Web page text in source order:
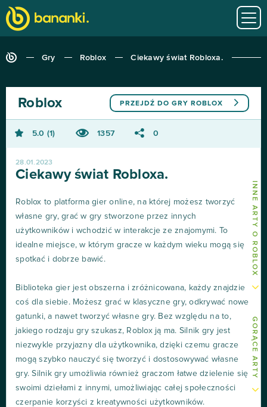
Gry Roblox Ciekawy świat Robloxa.
INNE ARTY O ROBLOX
GORĄCE ARTY
PRZEJDŹ DO GRY ROBLOX
Roblox
5.0 1 1357 0
28.01.2023
Ciekawy świat Robloxa.
Roblox to platforma gier online, na której możesz tworzyć
własne gry, grać w gry stworzone przez innych
użytkowników i wchodzić w interakcje ze znajomymi. To
idealne miejsce, w którym gracze w każdym wieku mogą się
spotkać i dobrze bawić.
Biblioteka gier jest obszerna i zróżnicowana, każdy znajdzie
coś dla siebie. Możesz grać w klasyczne gry, odkrywać nowe
gatunki, a nawet tworzyć własne gry. Bez względu na to,
jakiego rodzaju gry szukasz, Roblox ją ma. Silnik gry jest
niezwykle przyjazny dla użytkownika, dzięki czemu gracze
mogą szybko nauczyć się tworzyć i dostosowywać własne
gry. Silnik gry umożliwia również graczom łatwe dzielenie się
swoimi dziełami z innymi, umożliwiając całej społeczności
czerpanie korzyści z kreatywności użytkowników.